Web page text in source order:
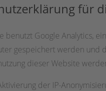
für
benutzt Google Analytics,
gespeichert werden und
dieser Website
der IP-